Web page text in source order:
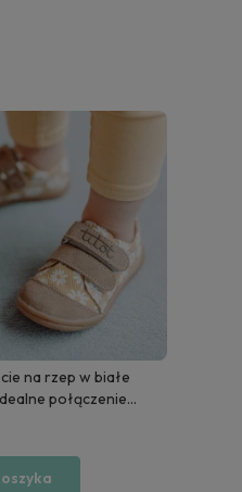
na rzep w jamniki
– idealne na plac